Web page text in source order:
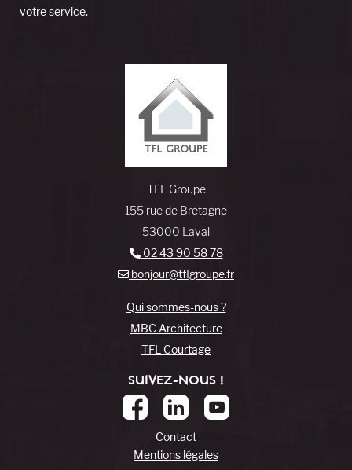
votre service.
TFL Groupe
155 rue de Bretagne
53000 Laval
02 43 90 58 78
bonjour@tflgroupe.fr
Qui sommes-nous ?
MBC Architecture
TFL Courtage
SUIVEZ-NOUS !
Contact
Mentions légales